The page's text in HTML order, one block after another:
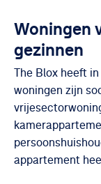
Woningen
gezinnen
The Blox heeft
woningen zijn
appartement